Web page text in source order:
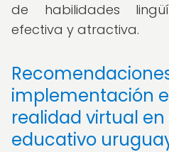
de habilidades
efectiva y atractiva.
implementación
realidad virtual
educativo